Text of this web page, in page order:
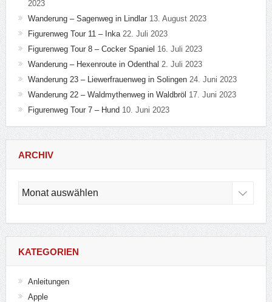
2023
Wanderung – Sagenweg in Lindlar 13. August 2023
Figurenweg Tour 11 – Inka 22. Juli 2023
Figurenweg Tour 8 – Cocker Spaniel 16. Juli 2023
Wanderung – Hexenroute in Odenthal 2. Juli 2023
Wanderung 23 – Liewerfrauenweg in Solingen 24. Juni 2023
Wanderung 22 – Waldmythenweg in Waldbröl 17. Juni 2023
Figurenweg Tour 7 – Hund 10. Juni 2023
ARCHIV
KATEGORIEN
Anleitungen
Apple